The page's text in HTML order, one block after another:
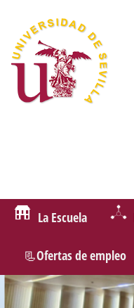
La Escuela
📃Ofertas de empleo